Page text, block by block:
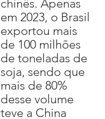
chinês. Apenas
em 2023, o Brasil
exportou mais
de 100 milhões
de toneladas de
soja, sendo que
mais de 80%
desse volume
teve a China